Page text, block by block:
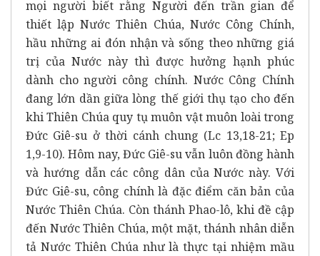
mọi người biết rằng Người đến trần gian để
thiết lập Nước Thiên Chúa, Nước Công Chính,
hầu những ai đón nhận và sống theo những giá
trị của Nước này thì được hưởng hạnh phúc
dành cho người công chính. Nước Công Chính
đang lớn dần giữa lòng thế giới thụ tạo cho đến
khi Thiên Chúa quy tụ muôn vật muôn loài trong
Đức Giê-su ở thời cánh chung (Lc 13,18-21; Ep
1,9-10). Hôm nay, Đức Giê-su vẫn luôn đồng hành
và hướng dẫn các công dân của Nước này. Với
Đức Giê-su, công chính là đặc điểm căn bản của
Nước Thiên Chúa. Còn thánh Phao-lô, khi đề cập
đến Nước Thiên Chúa, một mặt, thánh nhân diễn
tả Nước Thiên Chúa như là thực tại nhiệm mầu